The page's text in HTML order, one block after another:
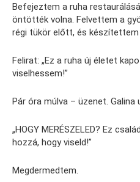
Befejeztem a ruha
öntötték volna. Felvettem a
régi tükör előtt, és készítettem
Felirat: „Ez a ruha új életet
viselhessem!”
Pár óra múlva – üzenet. Galina
„HOGY MERÉSZELED? Ez
hozzá, hogy viseld!”
Megdermedtem.